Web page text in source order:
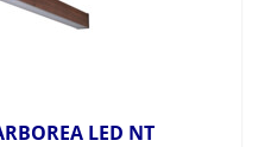
LED NT